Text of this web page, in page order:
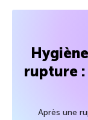
rupture
Après une